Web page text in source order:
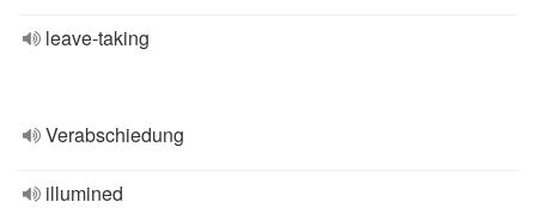
leave-taking
Verabschiedung
illumined